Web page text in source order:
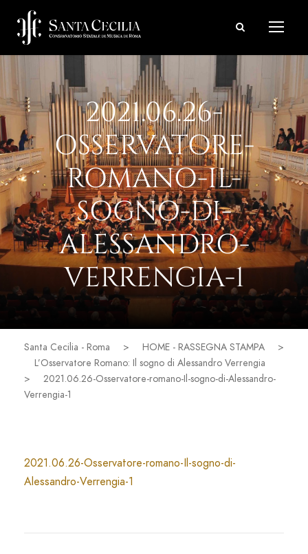
2021.06.26-
OSSERVATORE-
ROMANO-IL-
SOGNO-DI-
ALESSANDRO-
VERRENGIA-1
Santa Cecilia - Roma > HOME - RASSEGNA STAMPA
>
L’Osservatore Romano: Il sogno di Alessandro Verrengia
>
2021.06.26-Osservatore-romano-Il-sogno-di-Alessandro-
Verrengia-1
2021.06.26-Osservatore-romano-Il-sogno-di-
Alessandro-Verrengia-1